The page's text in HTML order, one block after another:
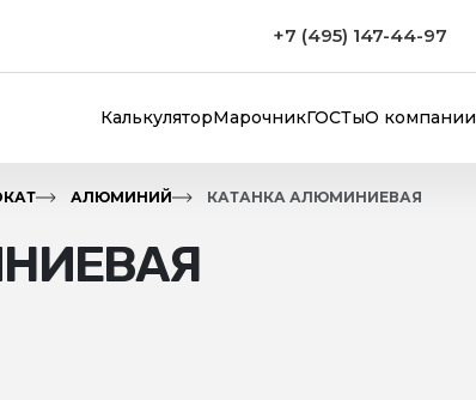
+7 (495) 147-44-97
КалькуляторМарочникГОСТыО компании
АЛЮМИНИЙ КАТАНКА АЛЮМИНИЕВАЯ